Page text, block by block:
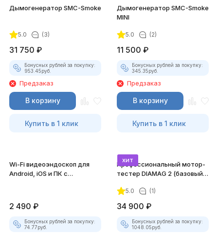
Дымогенератор SMC-Smoke
5.0 (3)
31 750 ₽
Бонусных рублей за покупку:
953.45руб.
Предзаказ
В корзину
Купить в 1 клик
Дымогенератор SMC-Smoke
MINI
5.0 (2)
11 500 ₽
Бонусных рублей за покупку:
345.35руб.
Предзаказ
В корзину
Купить в 1 клик
Wi-Fi видеоэндоскоп для
Android, iOS и ПК с
2 490 ₽
Бонусных рублей за покупку:
74.77руб.
хит
Профессиональный мотор-
тестер DIAMAG 2 (базовый
5.0 (1)
34 900 ₽
Бонусных рублей за покупку:
1048.05руб.